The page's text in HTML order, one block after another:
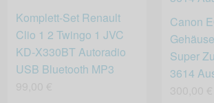
Komplett-Set Renault
Clio 1 2 Twingo 1 JVC
KD-X330BT Autoradio
USB Bluetooth MP3
Canon
Super
3614